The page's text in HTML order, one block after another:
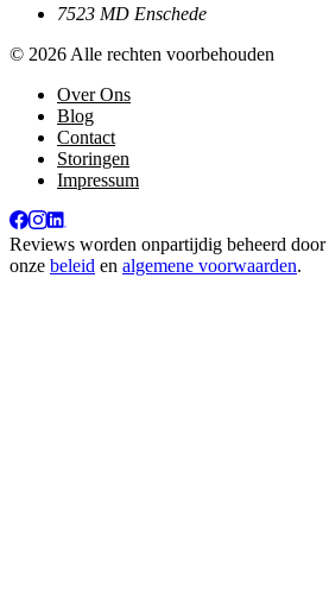
7523 MD Enschede
© 2026 Alle rechten voorbehouden
Over Ons
Blog
Contact
Storingen
Impressum
Reviews worden onpartijdig beheerd door
onze beleid en algemene voorwaarden.